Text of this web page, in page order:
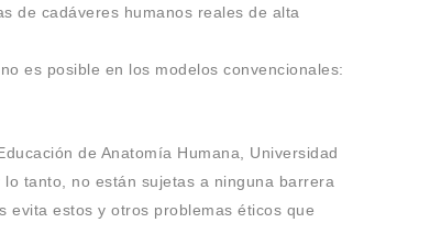
de cadáveres humanos reales de alta
es posible en los modelos convencionales:
de Anatomía Humana, Universidad
tanto, no están sujetas a ninguna barrera
evita estos y otros problemas éticos que